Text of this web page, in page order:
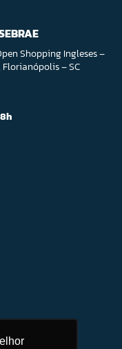
Shopping Ingleses –
Florianópolis – SC